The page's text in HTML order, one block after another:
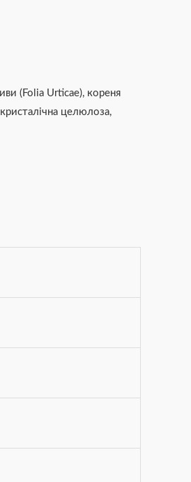
(Folia Urticae), кореня
целюлоза,